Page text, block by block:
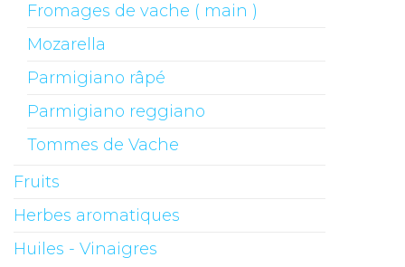
Fromages de vache ( main )
Mozarella
Parmigiano râpé
Parmigiano reggiano
Tommes de Vache
Fruits
Herbes aromatiques
Huiles - Vinaigres